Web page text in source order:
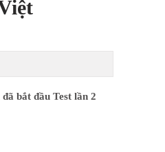
bắt đầu Test lần 2